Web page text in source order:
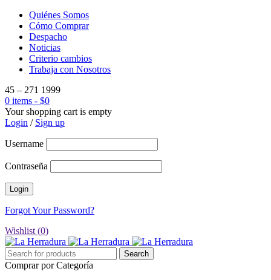
Quiénes Somos
Cómo Comprar
Despacho
Noticias
Criterio cambios
Trabaja con Nosotros
45 – 271 1999
0 items - $0
Your shopping cart is empty
Login / Sign up
Username
Contraseña
Forgot Your Password?
Wishlist (0)
Comprar por Categoría